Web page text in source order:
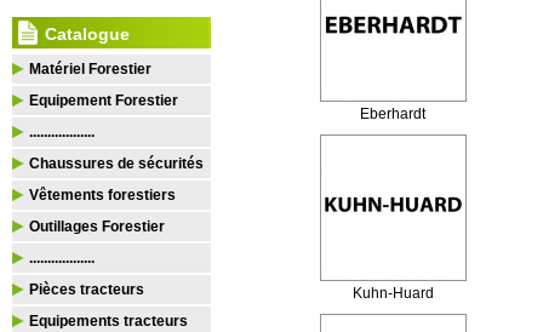
Catalogue
Matériel Forestier
Equipement Forestier
..................
Chaussures de sécurités
Vêtements forestiers
Outillages Forestier
..................
Pièces tracteurs
Equipements tracteurs
Eberhardt
Kuhn-Huard